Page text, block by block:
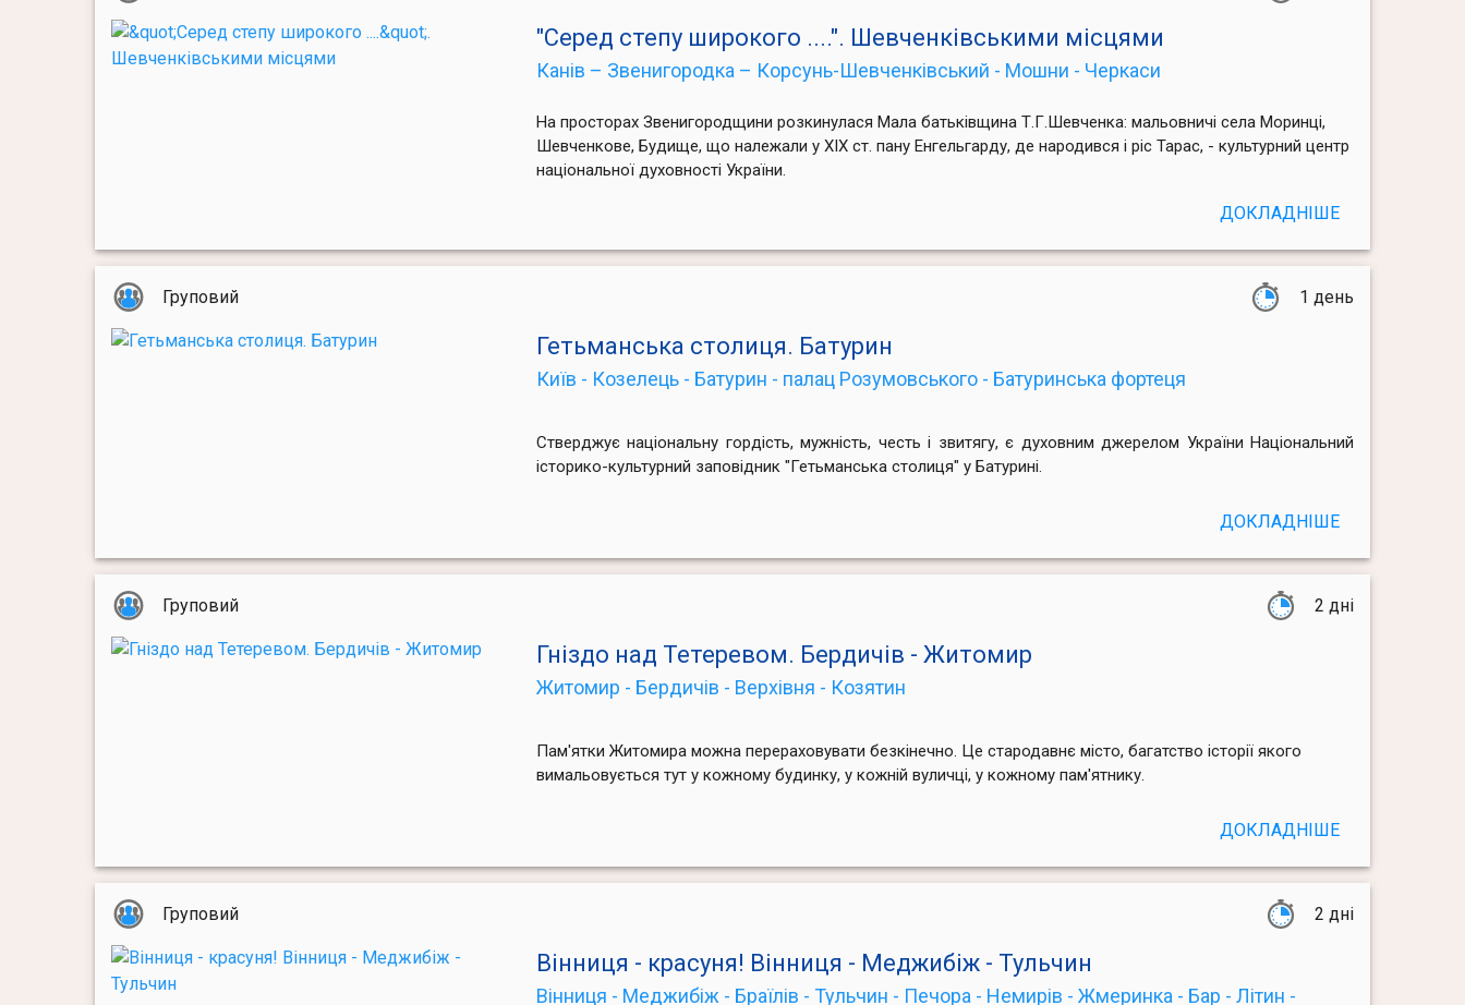
"Серед степу широкого ....". Шевченківськими місцями
Канів – Звенигородка – Корсунь-Шевченківський - Мошни - Черкаси
На просторах Звенигородщини розкинулася Мала батьківщина Т.Г.Шевченка: мальовничі села Моринці,
Шевченкове, Будище, що належали у XIX ст. пану Енгельгарду, де народився і ріс Тарас, - культурний центр
національної духовності України.
ДОКЛАДНІШЕ
Груповий 1 день
Гетьманська столиця. Батурин
Київ - Козелець - Батурин - палац Розумовського - Батуринська фортеця
Стверджує національну гордість, мужність, честь і звитягу, є духовним джерелом України Національний
історико-культурний заповідник "Гетьманська столиця" у Батурині.
ДОКЛАДНІШЕ
Груповий 2 дні
Гніздо над Тетеревом. Бердичів - Житомир
Житомир - Бердичів - Верхівня - Козятин
Пам'ятки Житомира можна перераховувати безкінечно. Це стародавнє місто, багатство історії якого
вимальовується тут у кожному будинку, у кожній вуличці, у кожному пам'ятнику.
ДОКЛАДНІШЕ
Груповий 2 дні
Вінниця - красуня! Вінниця - Меджибіж - Тульчин
Вінниця - Меджибіж - Браїлів - Тульчин - Печора - Немирів - Жмеринка - Бар - Літин -